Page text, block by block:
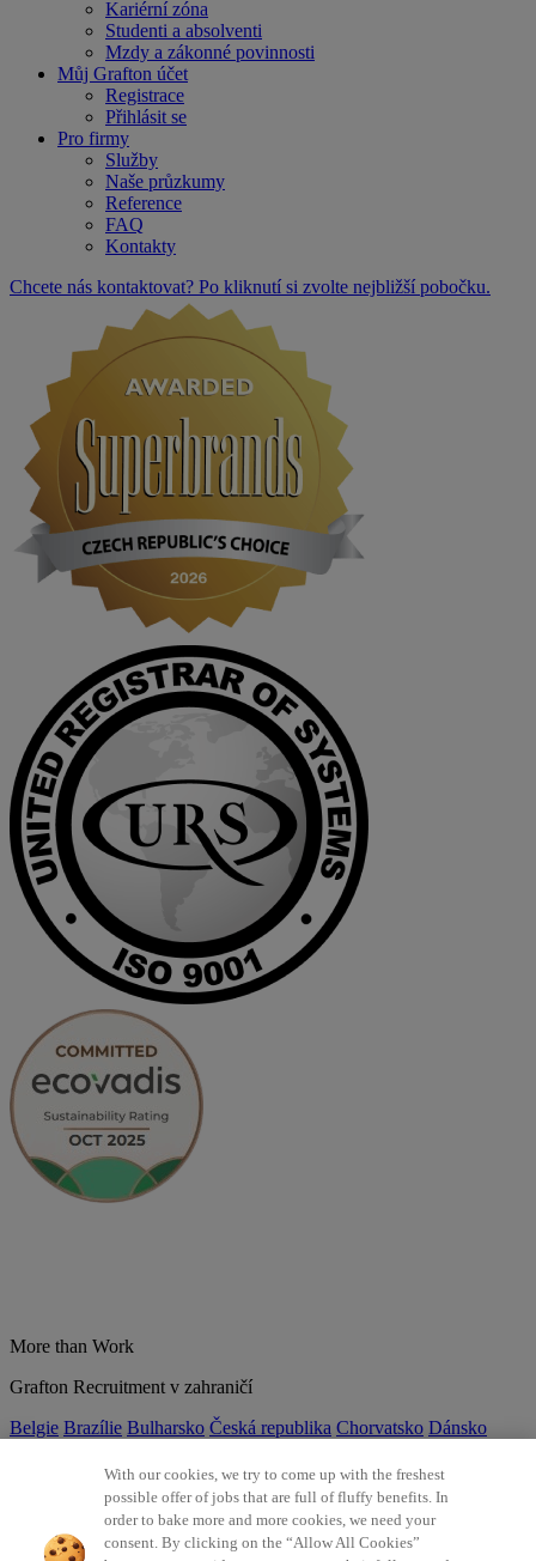
Kariérní zóna
Studenti a absolventi
Mzdy a zákonné povinnosti
Můj Grafton účet
Registrace
Přihlásit se
Pro firmy
Služby
Naše průzkumy
Reference
FAQ
Kontakty
Chcete nás kontaktovat? Po kliknutí si zvolte nejbližší pobočku.
More than Work
Grafton Recruitment v zahraničí
Belgie Brazílie Bulharsko Česká republika Chorvatsko Dánsko
Německo Nizozemsko Norsko Polsko Portugalsko
Slovensko Španělsko Srbsko Švýcarsko Turecko
©2026 Všechna práva vyhrazena Grafton Recruitment
With our cookies, we try to come up with the freshest
possible offer of jobs that are full of fluffy benefits. In
order to bake more and more cookies, we need your
consent. By clicking on the “Allow All Cookies”